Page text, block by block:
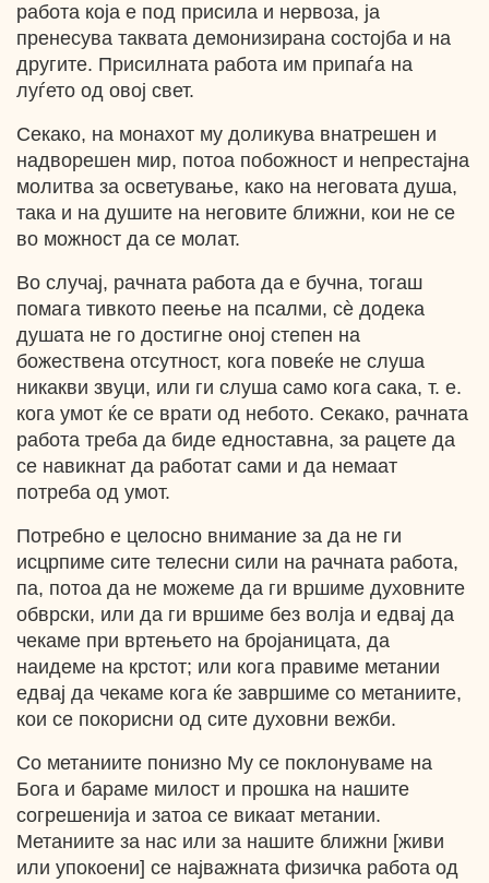
работа која е под присила и нервоза, ја
пренесува таквата демонизирана состојба и на
другите. Присилната работа им припаѓа на
луѓето од овој свет.
Секако, на монахот му доликува внатрешен и
надворешен мир, потоа побожност и непрестајна
молитва за осветување, како на неговата душа,
така и на душите на неговите ближни, кои не се
во можност да се молат.
Во случај, рачната работа да е бучна, тогаш
помага тивкото пеење на псалми, cѐ додека
душата не го достигне оној степен на
божествена отсутност, кога повеќе не слуша
никакви звуци, или ги слуша само кога сака, т. е.
кога умот ќе се врати од небото. Секако, рачната
работа треба да биде едноставна, за рацете да
се навикнат да работат сами и да немаат
потреба од умот.
Потребно е целосно внимание за да не ги
исцрпиме сите телесни сили на рачната работа,
па, потоа да не можеме да ги вршиме духовните
обврски, или да ги вршиме без волја и едвај да
чекаме при вртењето на бројаницата, да
наидеме на крстот; или кога правиме метании
едвај да чекаме кога ќе завршиме со метаниите,
кои се покорисни од сите духовни вежби.
Со метаниите понизно Му се поклонуваме на
Бога и бараме милост и прошка на нашите
согрешенија и затоа се викаат метании.
Метаниите за нас или за нашите ближни [живи
или упокоени] се најважната физичка работа од